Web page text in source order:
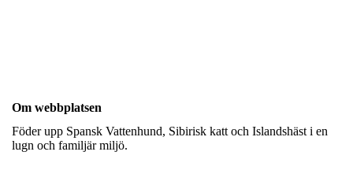
Om webbplatsen
Föder upp Spansk Vattenhund, Sibirisk katt och Islandshäst i en
lugn och familjär miljö.